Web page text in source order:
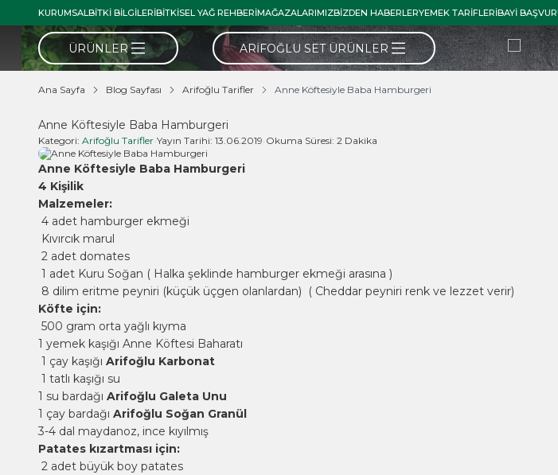
KURUMSALBITKI BILGILERIBITKISEL YAĞ REHBERIMAĞAZALARIMIZBIZDEN HABERLERYEMEK TARIFLERIBAYI
ÜRÜNLER ARIFOĞLU SET ÜRÜNLER
Ana Sayfa Blog Sayfası Arifoğlu Tarifler Anne Köftesiyle Baba Hamburgeri
Anne Köftesiyle Baba Hamburgeri
Kategori: Arifoğlu Tarifler•Yayın Tarihi: 13.06.2019• Okuma Süresi: 2 Dakika
Anne Köftesiyle Baba Hamburgeri
4 Kişilik
Malzemeler:
4 adet hamburger ekmeği
Kıvırcık marul
2 adet domates
1 adet Kuru Soğan ( Halka şeklinde hamburger ekmeği arasına )
8 dilim eritme peyniri (küçük üçgen olanlardan) ( Cheddar peyniri renk ve lezzet verir)
Köfte için:
500 gram orta yağlı kıyma
1 yemek kaşığı Anne Köftesi Baharatı
1 çay kaşığı Arifoğlu Karbonat
1 tatlı kaşığı su
1 su bardağı Arifoğlu Galeta Unu
1 çay bardağı Arifoğlu Soğan Granül
3-4 dal maydanoz, ince kıyılmış
Patates kızartması için:
2 adet büyük boy patates